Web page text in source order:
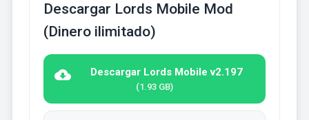
Descargar Lords Mobile Mod
(Dinero ilimitado)
Descargar Lords Mobile v2.197
(1.93 GB)